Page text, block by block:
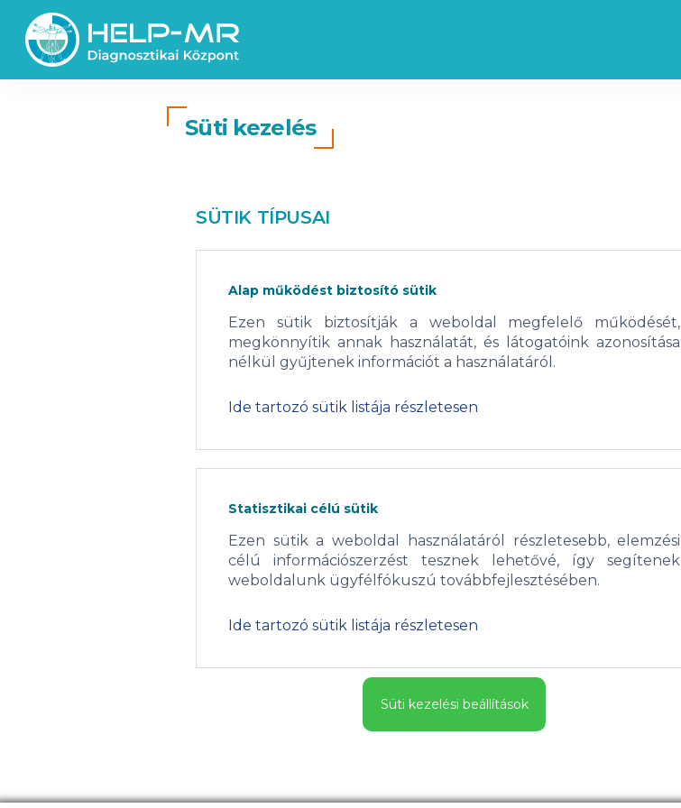
Süti kezelés
SÜTIK TÍPUSAI
Alap működést biztosító sütik
Ezen sütik biztosítják a weboldal megfelelő működését,
megkönnyítik annak használatát, és látogatóink azonosítása
nélkül gyűjtenek információt a használatáról.
Ide tartozó sütik listája részletesen
Statisztikai célú sütik
Ezen sütik a weboldal használatáról részletesebb, elemzési
célú információszerzést tesznek lehetővé, így segítenek
weboldalunk ügyfélfókuszú továbbfejlesztésében.
Ide tartozó sütik listája részletesen
Süti kezelési beállítások